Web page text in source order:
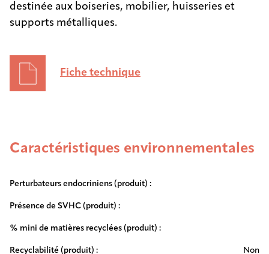
destinée aux boiseries, mobilier, huisseries et
supports métalliques.
Fiche technique
Caractéristiques environnementales
Perturbateurs endocriniens (produit) :
Présence de SVHC (produit) :
% mini de matières recyclées (produit) :
Recyclabilité (produit) : Non